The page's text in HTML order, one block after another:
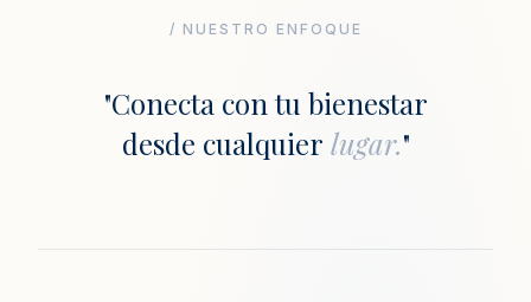
/ NUESTRO ENFOQUE
"Conecta con tu bienestar
desde cualquier lugar."